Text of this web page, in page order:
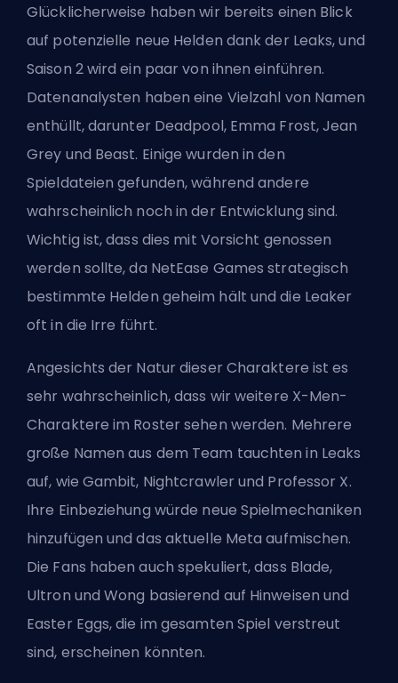
Glücklicherweise haben wir bereits einen Blick
auf potenzielle neue Helden dank der Leaks, und
Saison 2 wird ein paar von ihnen einführen.
Datenanalysten haben eine Vielzahl von Namen
enthüllt, darunter Deadpool, Emma Frost, Jean
Grey und Beast. Einige wurden in den
Spieldateien gefunden, während andere
wahrscheinlich noch in der Entwicklung sind.
Wichtig ist, dass dies mit Vorsicht genossen
werden sollte, da NetEase Games strategisch
bestimmte Helden geheim hält und die Leaker
oft in die Irre führt.
Angesichts der Natur dieser Charaktere ist es
sehr wahrscheinlich, dass wir weitere X-Men-
Charaktere im Roster sehen werden. Mehrere
große Namen aus dem Team tauchten in Leaks
auf, wie Gambit, Nightcrawler und Professor X.
Ihre Einbeziehung würde neue Spielmechaniken
hinzufügen und das aktuelle Meta aufmischen.
Die Fans haben auch spekuliert, dass Blade,
Ultron und Wong basierend auf Hinweisen und
Easter Eggs, die im gesamten Spiel verstreut
sind, erscheinen könnten.